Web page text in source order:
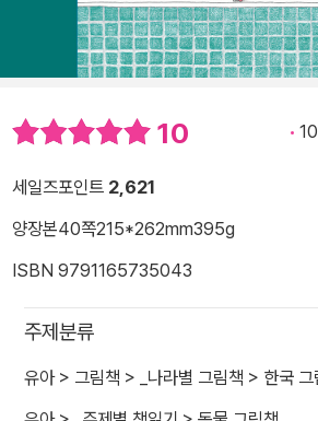
10
세일즈포인트 2,621
양장본40쪽215*262mm395g
ISBN 9791165735043
주제분류
유아> 그림책 > _나라별 그림책 > 한국 그